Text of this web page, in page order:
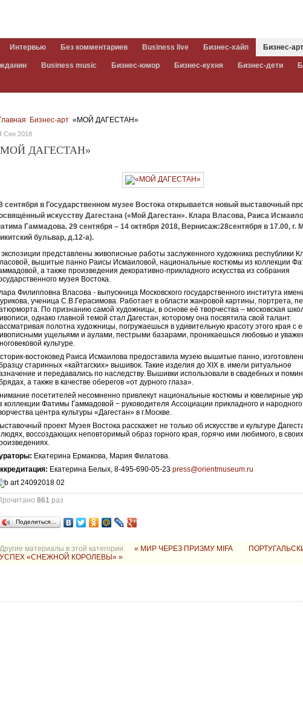
Интервью Без комментариев Business live Бизнес-хайп Бизнес-арт
Business music Бизнес-юмор Бизнес-кухня Бизнес-дети
Бизнес-арт «МОЙ ДАГЕСТАН»
Сен 2018
ДАГЕСТАН»
сентября в Государственном музее Востока открывается новый выставочный
искусству Дагестана («Мой Дагестан». Клара Власова, Раиса
Гаммадова. 29 сентября – 14 октября 2018, Вернисаж:28сентября в 17.00, г.
бульвар, д.12-а).
экспозиции представлены живописные работы заслуженного художника республики
вышитые панно Раисы Исмаиловой, национальные костюмы из коллекции
а также произведения декоративно-прикладного искусства из собрания
музея Востока.
Филипповна Власова - выпускница Московского государственного института
ученица С.В.Герасимова. Работает в области жанровой картины, портрета,
По признанию самой художницы, в основе её творчества – московская
однако главной темой стал Дагестан, которому она посвятила свой талант.
полотна художницы, погружаешься в удивительную красоту этого края с
ущельями и аулами, пестрыми базарами, проникаешься любовью и
культуре.
востоковед Раиса Исмаилова предоставила музею вышитые панно,
старинных «кайтагских» вышивок. Такие изделия до XIX в. имели ритуальное
и передавались по наследству. Вышивки использовали в свадебных и
а также в качестве оберегов «от дурного глаза».
посетителей несомненно привлекут национальные костюмы и ювелирные
коллекции Фатимы Гаммадовой − руководителя Ассоциации прикладного и народного
центра культуры «Дагестан» в г.Москве.
проект Музея Востока расскажет не только об искусстве и культуре
воссоздающих неповторимый образ горного края, горячо ими любимого, в своих
Екатерина Ермакова, Мария Филатова.
Екатерина Белых, 8-495-690-05-23press@orientmuseum.ru
861 раз
Поделиться…
Другие материалы в этой категории: « МИР ЧЕРЕЗ ПРИЗМУ MIFA
УСПЕХ «СНЕЖНОЙ КОРОЛЕВЫ» »